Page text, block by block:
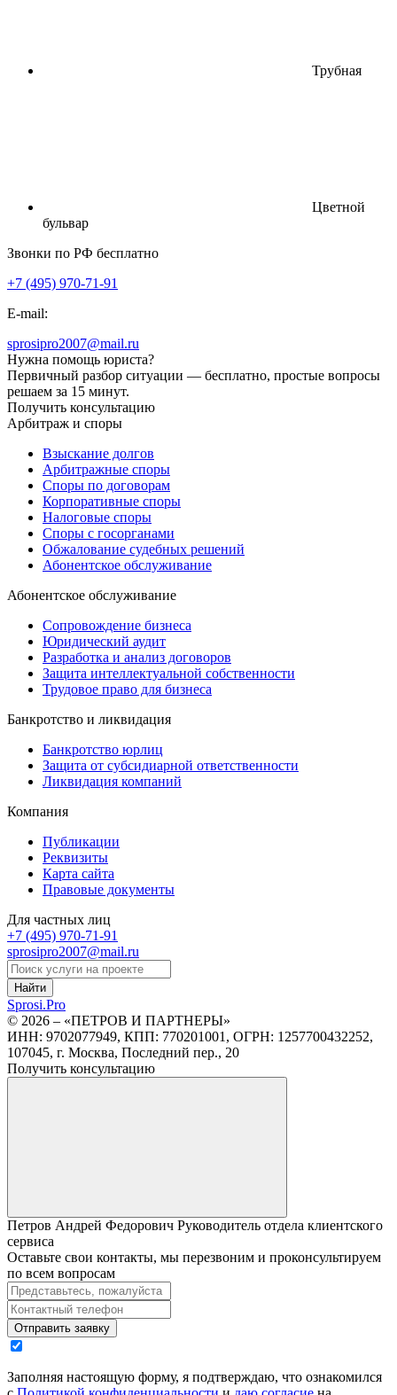
Трубная
Цветной
бульвар
Звонки по РФ бесплатно
+7 (495) 970-71-91
E-mail:
sprosipro2007@mail.ru
Нужна помощь юриста?
Первичный разбор ситуации — бесплатно, простые вопросы
решаем за 15 минут.
Получить консультацию
Арбитраж и споры
Взыскание долгов
Арбитражные споры
Споры по договорам
Корпоративные споры
Налоговые споры
Споры с госорганами
Обжалование судебных решений
Абонентское обслуживание
Абонентское обслуживание
Сопровождение бизнеса
Юридический аудит
Разработка и анализ договоров
Защита интеллектуальной собственности
Трудовое право для бизнеса
Банкротство и ликвидация
Банкротство юрлиц
Защита от субсидиарной ответственности
Ликвидация компаний
Компания
Публикации
Реквизиты
Карта сайта
Правовые документы
Для частных лиц
+7 (495) 970-71-91
sprosipro2007@mail.ru
Найти
Sprosi.Pro
© 2026 – «ПЕТРОВ И ПАРТНЕРЫ»
ИНН: 9702077949, КПП: 770201001, ОГРН: 1257700432252,
107045, г. Москва, Последний пер., 20
Получить консультацию
Петров Андрей Федорович Руководитель отдела клиентского
сервиса
Оставьте свои контакты, мы перезвоним и проконсультируем
по всем вопросам
Отправить заявку
Заполняя настоящую форму, я подтверждаю, что ознакомился